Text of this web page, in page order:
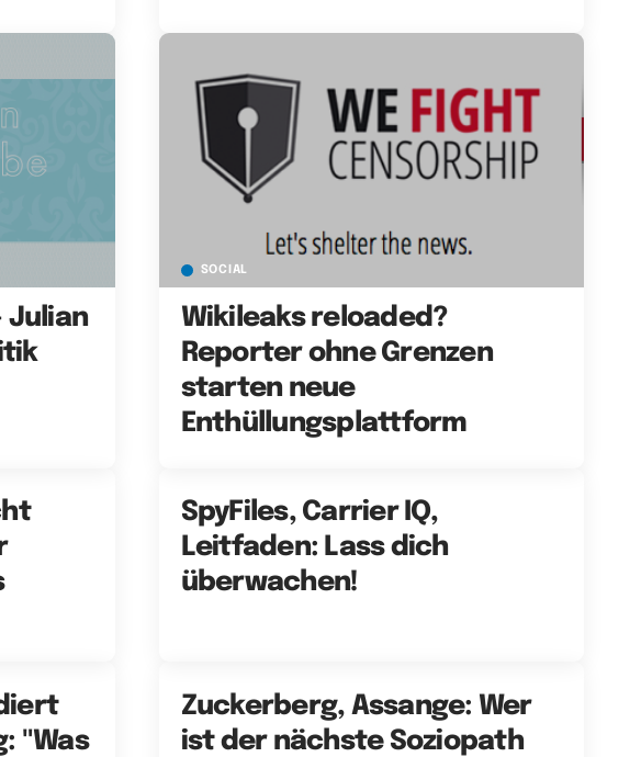
Julian
SOCIAL
Wikileaks reloaded?
Reporter ohne Grenzen
starten neue
Enthüllungsplattform
SpyFiles, Carrier IQ,
Leitfaden: Lass dich
überwachen!
"Was
Zuckerberg, Assange: Wer
ist der nächste Soziopath